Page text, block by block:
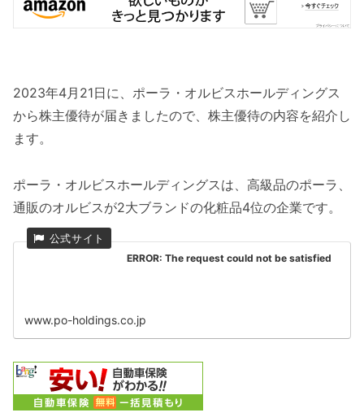
2023年4月21日に、ポーラ・オルビスホールディングス
から株主優待が届きましたので、株主優待の内容を紹介し
ます。
ポーラ・オルビスホールディングスは、高級品のポーラ、
通販のオルビスが2大ブランドの化粧品4位の企業です。
ERROR: The request could not be satisfied
www.po-holdings.co.jp